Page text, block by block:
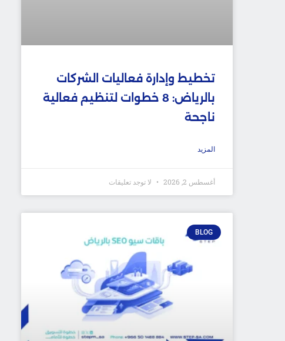
تخطيط وإدارة فعاليات الشركات
بالرياض: 8 خطوات لتنظيم فعالية
ناجحة
المزيد
أغسطس 2, 2026 لا توجد تعليقات
BLOG